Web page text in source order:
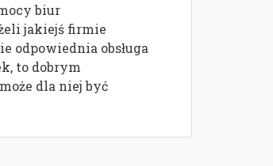
biur
jakiejś firmie
odpowiednia obsługa
to dobrym
dla niej być